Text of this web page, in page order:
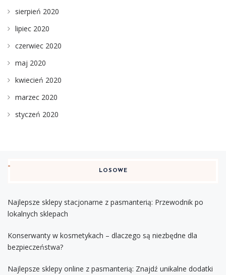
sierpień 2020
lipiec 2020
czerwiec 2020
maj 2020
kwiecień 2020
marzec 2020
styczeń 2020
LOSOWE
Najlepsze sklepy stacjonarne z pasmanterią: Przewodnik po
lokalnych sklepach
Konserwanty w kosmetykach – dlaczego są niezbędne dla
bezpieczeństwa?
Najlepsze sklepy online z pasmanterią: Znajdź unikalne dodatki